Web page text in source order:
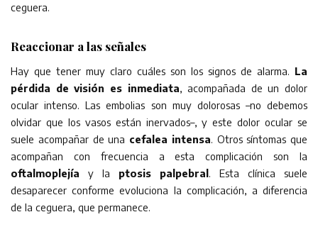
ceguera.
Reaccionar a las señales
Hay que tener muy claro cuáles son los signos de alarma. La
pérdida de visión es inmediata, acompañada de un dolor
ocular intenso. Las embolias son muy dolorosas –no debemos
olvidar que los vasos están inervados–, y este dolor ocular se
suele acompañar de una cefalea intensa. Otros síntomas que
acompañan con frecuencia a esta complicación son la
oftalmoplejía y la ptosis palpebral . Esta clínica suele
desaparecer conforme evoluciona la complicación, a diferencia
de la ceguera, que permanece.